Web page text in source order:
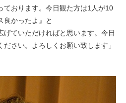
ております。今日観た方は1人が10
良かったよ』と
げていただければと思います。今日
さい。よろしくお願い致します」